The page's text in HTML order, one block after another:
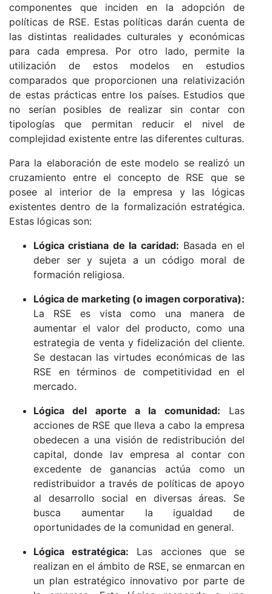
componentes que inciden en la adopción de
políticas de RSE. Estas políticas darán cuenta de
las distintas realidades culturales y económicas
para cada empresa. Por otro lado, permite la
utilización de estos modelos en estudios
comparados que proporcionen una relativización
de estas prácticas entre los países. Estudios que
no serían posibles de realizar sin contar con
tipologías que permitan reducir el nivel de
complejidad existente entre las diferentes culturas.
Para la elaboración de este modelo se realizó un
cruzamiento entre el concepto de RSE que se
posee al interior de la empresa y las lógicas
existentes dentro de la formalización estratégica.
Estas lógicas son:
Lógica cristiana de la caridad: Basada en el
deber ser y sujeta a un código moral de
formación religiosa.
Lógica de marketing (o imagen corporativa):
La RSE es vista como una manera de
aumentar el valor del producto, como una
estrategia de venta y fidelización del cliente.
Se destacan las virtudes económicas de las
RSE en términos de competitividad en el
mercado.
Lógica del aporte a la comunidad: Las
acciones de RSE que lleva a cabo la empresa
obedecen a una visión de redistribución del
capital, donde lav empresa al contar con
excedente de ganancias actúa como un
redistribuidor a través de políticas de apoyo
al desarrollo social en diversas áreas. Se
busca aumentar la igualdad de
oportunidades de la comunidad en general.
Lógica estratégica: Las acciones que se
realizan en el ámbito de RSE, se enmarcan en
un plan estratégico innovativo por parte de